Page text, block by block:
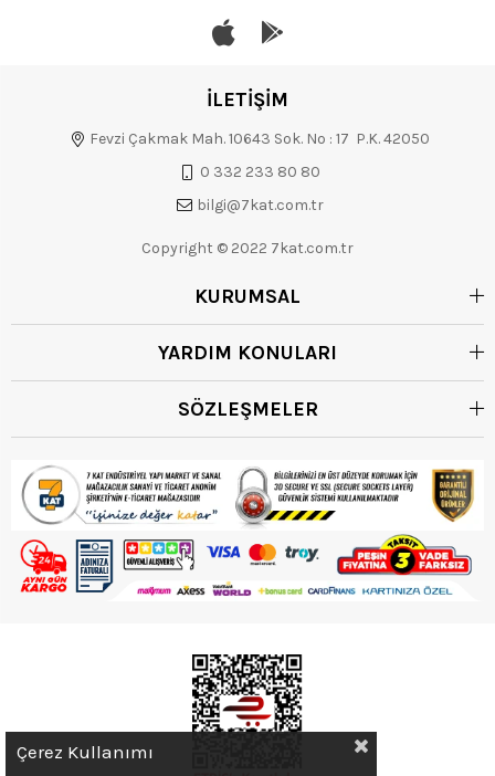
İLETİŞİM
Fevzi Çakmak Mah. 10643 Sok. No : 17 P.K. 42050
0 332 233 80 80
bilgi@7kat.com.tr
Copyright © 2022 7kat.com.tr
KURUMSAL
YARDIM KONULARI
SÖZLEŞMELER
Çerez Kullanımı